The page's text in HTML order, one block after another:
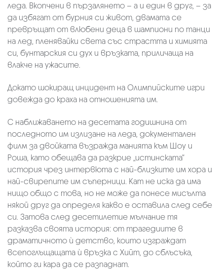
леда. Вкопчени в пързалянето – а и един в друг, – за
да избягат от бурния си живот, двамата се
превръщат от влюбени деца в шампиони по танци
на лед, пленявайки света със страстта и химията
си, бунтарския си дух и връзката, приличаща на
влакче на ужасите.
Докато шокиращ инцидент на Олимпийските игри
довежда до краха на отношенията им.
С наближаването на десетата годишнина от
последното им излизане на леда, документален
филм за двойката възражда манията към Шоу и
Роша, като обещава да разкрие „истинската“
история чрез интервюта с най-близките им хора и
най-свирепите им съперници. Кат не иска да има
нищо общо с това, но не може да понесе мисълта
някой друг да определя какво е оставила след себе
си. Затова след десетилетие мълчание тя
разказва своята история: от трагедиите в
драматичното ѝ детство, които изграждат
всепоглъщащата ѝ връзка с Хийт, до сблъсъка,
който ги кара да се разпаднат.